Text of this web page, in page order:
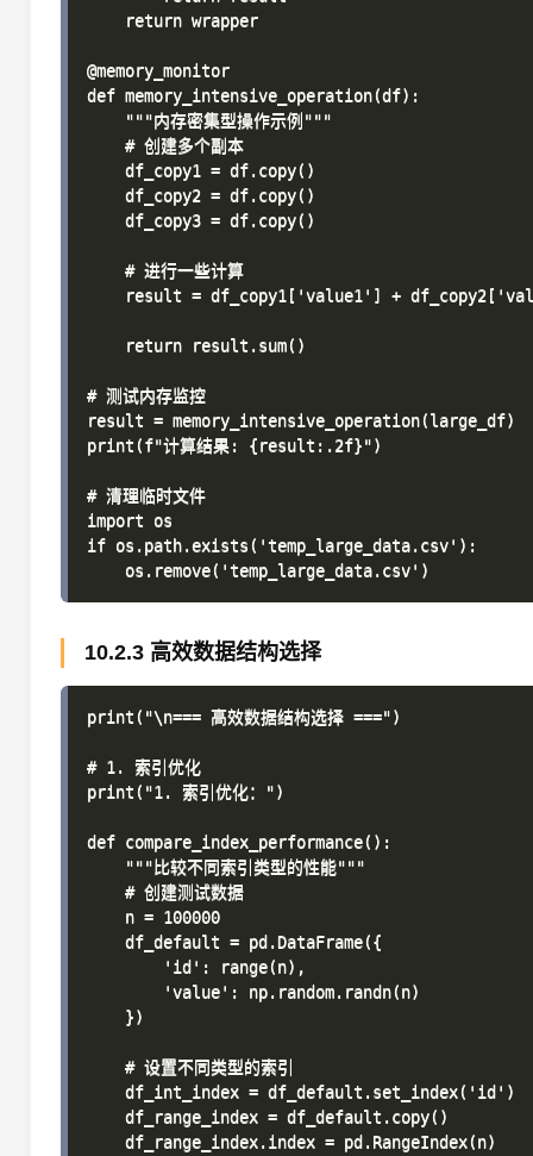
    return wrapper
@memory_monitor
def memory_intensive_operation(df):
    """内存密集型操作示例"""
    # 创建多个副本
    df_copy1 = df.copy()
    df_copy2 = df.copy()
    df_copy3 = df.copy()
    # 进行一些计算
result = df_copy1['value1'] +
    return result.sum()
# 测试内存监控
result = memory_intensive_operation(large_df)
print(f"计算结果: {result:.2f}")
# 清理临时文件
import os
if os.path.exists('temp_large_data.csv'):
10.2.3 高效数据结构选择
print("\n=== 高效数据结构选择 ===")
# 1. 索引优化
print("1. 索引优化：")
def compare_index_performance():
    """比较不同索引类型的性能"""
    # 创建测试数据
    n = 100000
    df_default = pd.DataFrame({
        'id': range(n),
        'value': np.random.randn(n)
    })
    # 设置不同类型的索引
    df_int_index = df_default.set_index('id')
    df_range_index = df_default.copy()
    df_range_index.index = pd.RangeIndex(n)